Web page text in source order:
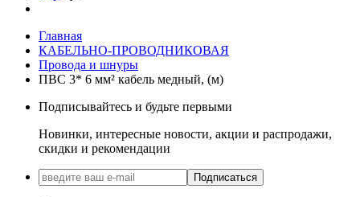
Главная
КАБЕЛЬНО-ПРОВОДНИКОВАЯ
Провода и шнуры
ПВС 3* 6 мм² кабель медный, (м)
Подписывайтесь и будьте первыми
Новинки, интересные новости, акции и распродажи,
скидки и рекомендации
Подписаться